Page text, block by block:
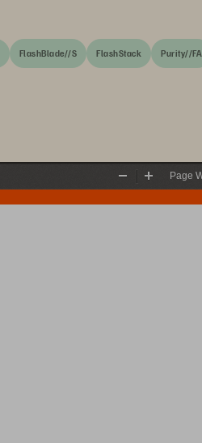
FlashBlade//S FlashStack Purity//FA
Zoom